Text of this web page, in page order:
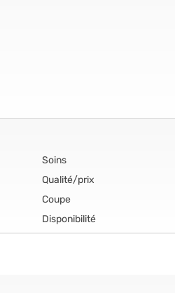
Soins
Qualité/prix
Coupe
Disponibilité